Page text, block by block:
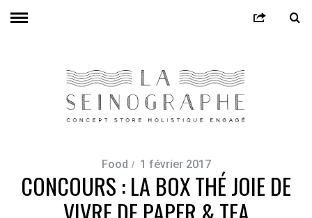
Food 1 février 2017
CONCOURS : LA BOX THÉ JOIE DE